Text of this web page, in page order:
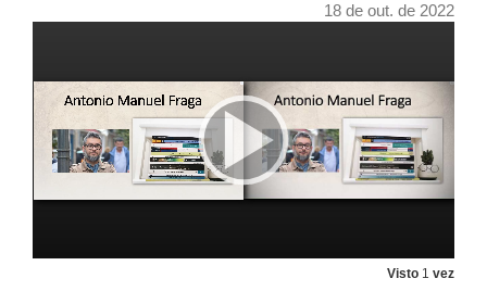
18 de out. de 2022
Visto 1 vez